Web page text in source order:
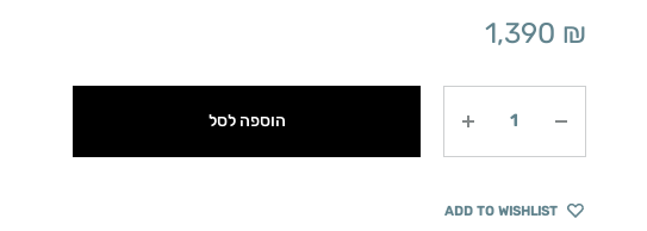
1,390 ₪
הוספה לסל
ADD TO WISHLIST